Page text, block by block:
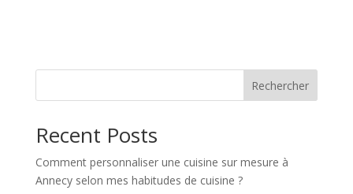
e
:
Rechercher
Recent Posts
Comment personnaliser une cuisine sur mesure à
Annecy selon mes habitudes de cuisine ?